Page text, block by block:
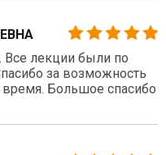
Все лекции были по
за возможность
время. Большое спасибо